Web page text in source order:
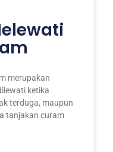
merupakan
ketika
terduga, maupun
tanjakan curam